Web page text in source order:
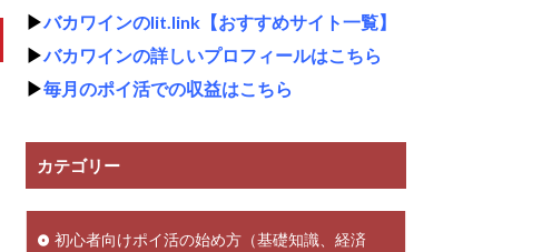
▶バカワインのlit.link【おすすめサイト一覧】
▶バカワインの詳しいプロフィールはこちら
▶毎月のポイ活での収益はこちら
カテゴリー
初心者向けポイ活の始め方（基礎知識、経済